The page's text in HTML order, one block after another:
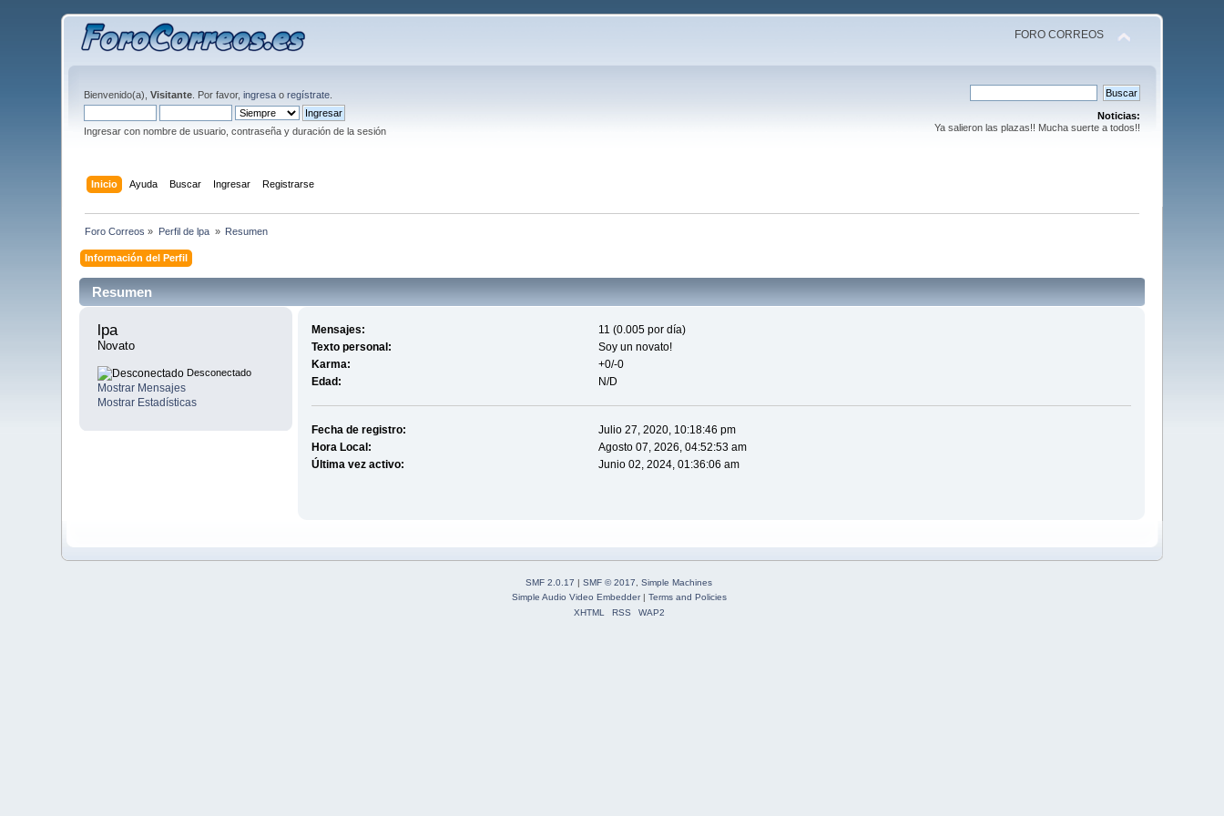
FORO CORREOS
Bienvenido(a),Visitante . Por favor,ingresa oregístrate
Ingresar con nombre de usuario, contraseña y duración de la sesión
Noticias:
Ya salieron las plazas!! Mucha suerte a todos!!
Inicio Ayuda Buscar Ingresar Registrarse
Foro Correos » Perfil de lpa » Resumen
Información del Perfil
Resumen
lpa
Novato
Desconectado
Mostrar Mensajes
Mostrar Estadísticas
Mensajes:
11 (0.005 por día)
Texto personal:
Soy un novato!
Karma:
+0/-0
Edad:
N/D
Fecha de registro:
Julio 27, 2020, 10:18:46 pm
Hora Local:
Agosto 07, 2026, 04:52:53 am
Última vez activo:
Junio 02, 2024, 01:36:06 am
SMF 2.0.17 | SMF © 2017, Simple Machines
Simple Audio Video Embedder| Terms and Policies
XHTML
RSS WAP2